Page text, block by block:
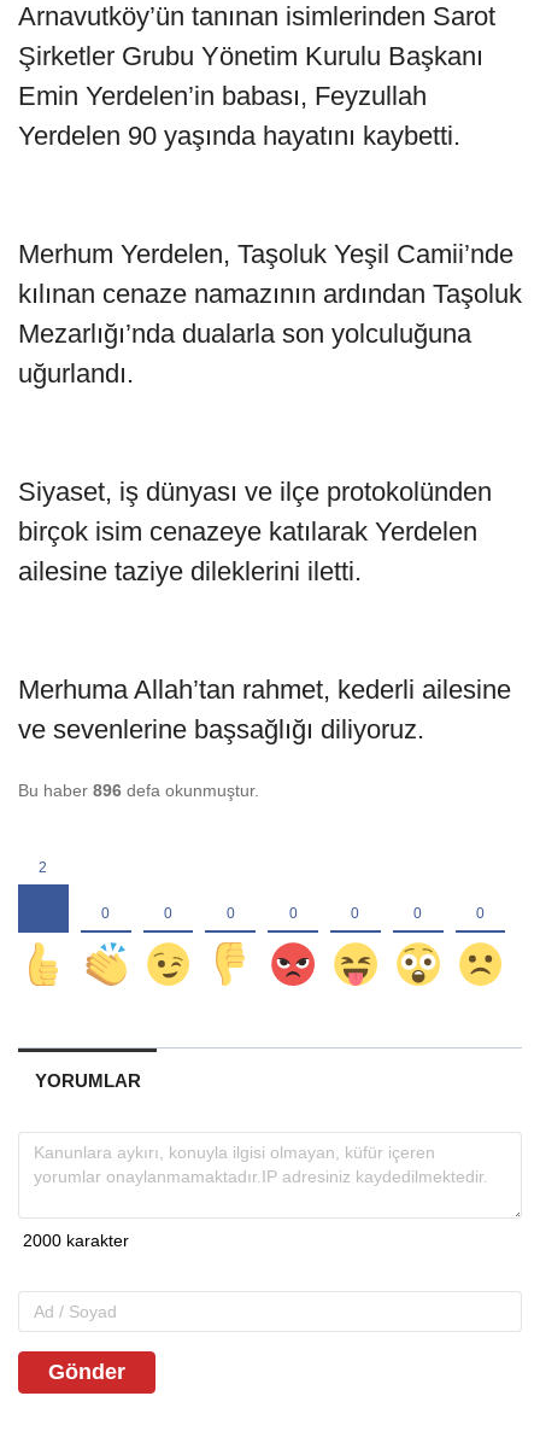
Arnavutköy’ün tanınan isimlerinden Sarot
Şirketler Grubu Yönetim Kurulu Başkanı
Emin Yerdelen’in babası, Feyzullah
Yerdelen 90 yaşında hayatını kaybetti.
Merhum Yerdelen, Taşoluk Yeşil Camii’nde
kılınan cenaze namazının ardından Taşoluk
Mezarlığı’nda dualarla son yolculuğuna
uğurlandı.
Siyaset, iş dünyası ve ilçe protokolünden
birçok isim cenazeye katılarak Yerdelen
ailesine taziye dileklerini iletti.
Merhuma Allah’tan rahmet, kederli ailesine
ve sevenlerine başsağlığı diliyoruz.
Bu haber 896 defa okunmuştur.
YORUMLAR
Gönder